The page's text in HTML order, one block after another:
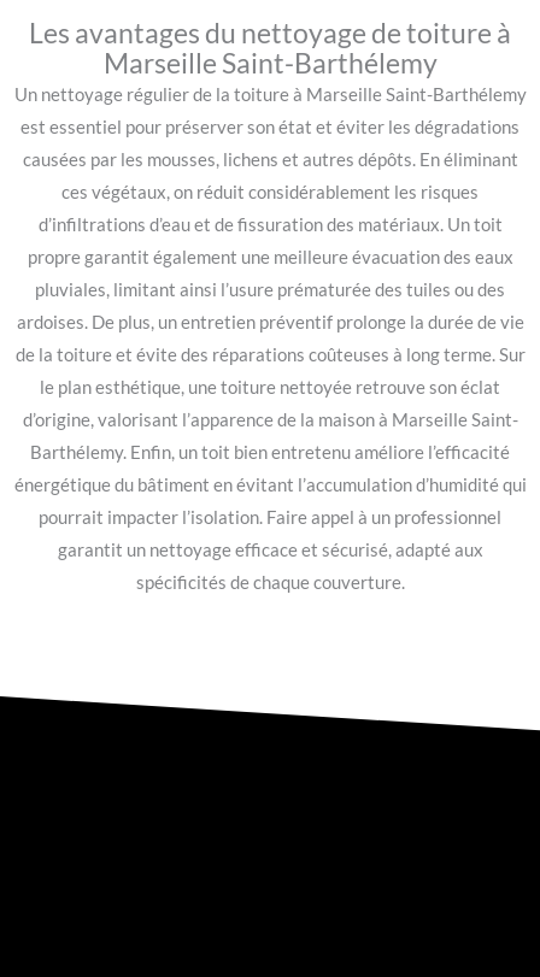
Les avantages du nettoyage de toiture à
Marseille Saint-Barthélemy
Un nettoyage régulier de la toiture à Marseille Saint-Barthélemy
est essentiel pour préserver son état et éviter les dégradations
causées par les mousses, lichens et autres dépôts. En éliminant
ces végétaux, on réduit considérablement les risques
d’infiltrations d’eau et de fissuration des matériaux. Un toit
propre garantit également une meilleure évacuation des eaux
pluviales, limitant ainsi l’usure prématurée des tuiles ou des
ardoises. De plus, un entretien préventif prolonge la durée de vie
de la toiture et évite des réparations coûteuses à long terme. Sur
le plan esthétique, une toiture nettoyée retrouve son éclat
d’origine, valorisant l’apparence de la maison à Marseille Saint-
Barthélemy. Enfin, un toit bien entretenu améliore l’efficacité
énergétique du bâtiment en évitant l’accumulation d’humidité qui
pourrait impacter l’isolation. Faire appel à un professionnel
garantit un nettoyage efficace et sécurisé, adapté aux
spécificités de chaque couverture.